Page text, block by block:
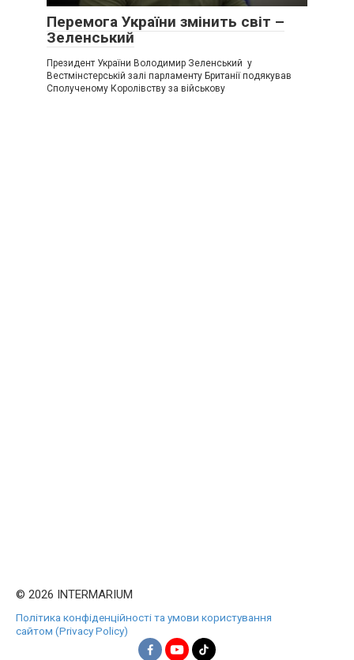
Перемога України змінить світ –
Зеленський
Президент України Володимир Зеленський у
Вестмінстерській залі парламенту Британії подякував
Сполученому Королівству за військову
© 2026 INTERMARIUM
Політика конфіденційності та умови користування
сайтом (Privacy Policy)